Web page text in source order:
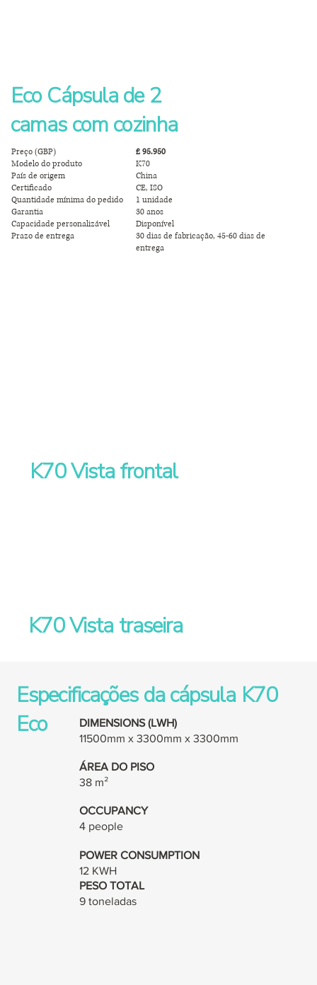
Eco Cápsula de 2
camas com cozinha
Preço (GBP)
Modelo do produto
País de origem
Certificado
Quantidade mínima do pedido
Garantia
Capacidade personalizável
Prazo de entrega
£ 95.950
K70
China
CE, ISO
1 unidade
30 anos
Disponível
30 dias de fabricação, 45-60 dias de
entrega
K70 Vista frontal
K70 Vista traseira
Especificações da cápsula K70
Eco
DIMENSIONS (LWH)
11500mm x 3300mm x 3300mm
ÁREA DO PISO
38 m²
OCCUPANCY
4 people
POWER CONSUMPTION
12 KWH
PESO TOTAL
9 toneladas